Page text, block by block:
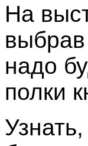
На
надо
полки